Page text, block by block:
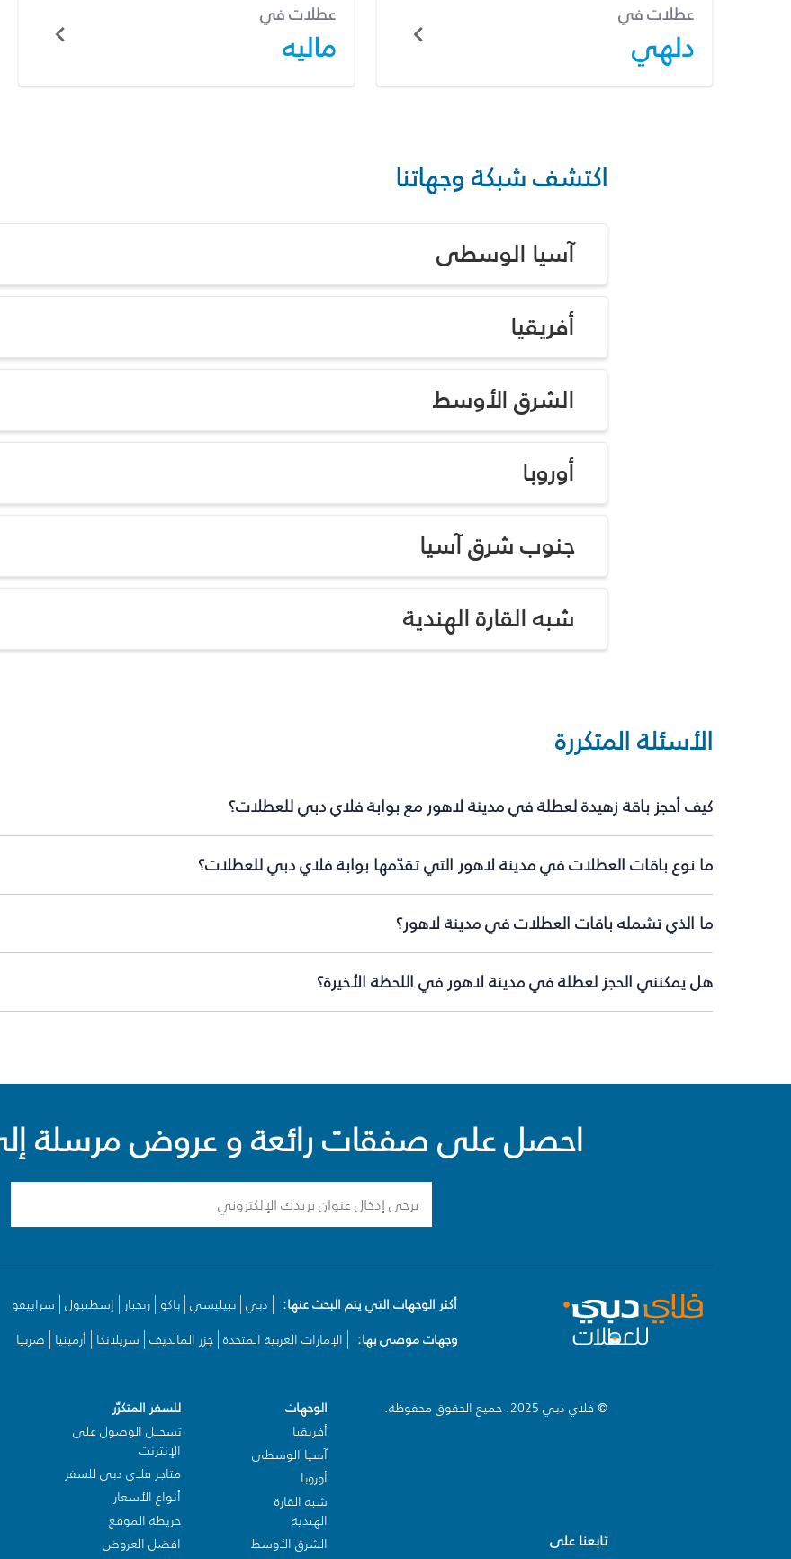
عطلات في
دلهي
عطلات في
ماليه
اكتشف شبكة وجهاتنا
آسيا الوسطى
أفريقيا
الشرق الأوسط
أوروبا
جنوب شرق آسيا
شبه القارة الهندية
الأسئلة المتكررة
كيف أحجز باقة زهيدة لعطلة في مدينة لاهور مع بوابة فلاي دبي للعطلات؟
ما نوع باقات العطلات في مدينة لاهور التي تقدّمها بوابة فلاي دبي للعطلات؟
ما الذي تشمله باقات العطلات في مدينة لاهور؟
هل يمكنني الحجز لعطلة في مدينة لاهور في اللحظة الأخيرة؟
احصل على صفقات رائعة و عروض مرسلة
أكثر الوجهات التي يتم البحث عنها: دبي تبيليسي باكو زنجبار إسطنبول سراييفو
وجهات موصى بها:
الإمارات العربية المتحدة جزر المالديف سريلانكا أرمينيا صربيا
© فلاي دبي 2025. جميع الحقوق محفوظة.
تابعنا على
الوجهات
أفريقيا
آسيا الوسطى
أوروبا
شبه القارة
الهندية
الشرق الأوسط
للسفر المتكرّر
تسجيل الوصول على
الإنترنت
متاجر فلاي دبي للسفر
أنواع الأسعار
خريطة الموقع
افضل العروض